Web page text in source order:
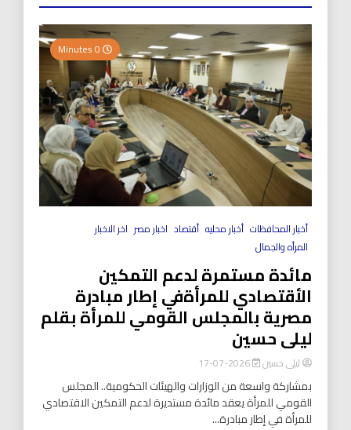
أخبار المحافظات أخبار محليه أقتصاد اخبار مصر اخر الاخبار
المرأه والجمال
مائدة مستمرة لدعم التمكين
الأقتصادي للمرأةفي إطار مبادرة
مصرية بالمجلس القومي للمرأة بقلم
ليلى حسين
ليلى حسين 2026-07-17
بمشاركة واسعة من الوزارات والهيئات الحكومية.. المجلس
القومي للمرأة يعقد مائدة مستديرة لدعم التمكين الاقتصادي
للمرأة في إطار مبادرة...